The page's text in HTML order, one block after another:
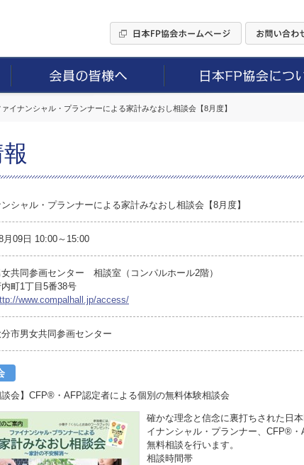
ァイナンシャル・プランナーによる家計みなおし相談会【8月度】
シャル・プランナーによる家計みなおし相談会【8月度】
月09日 10:00～15:00
共同参画センター 相談室（コンパルホール2階）
町1丁目5番38号
www.compalhall.jp/access/
市男女共同参画センター
談会】CFP®・AFP認定者による個別の無料体験相談会
確かな理念と信念に裏打ちされた日
イナンシャル・プランナー、CFP®
無料相談を行います。
相談時間帯